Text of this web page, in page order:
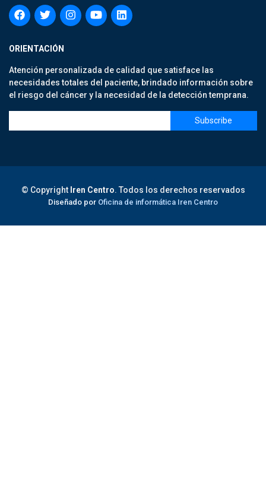
ORIENTACIÓN
Atención personalizada de calidad que satisface las
necesidades totales del paciente, brindado información sobre
el riesgo del cáncer y la necesidad de la detección temprana.
© Copyright Iren Centro. Todos los derechos reservados
Diseñado por Oficina de informática Iren Centro